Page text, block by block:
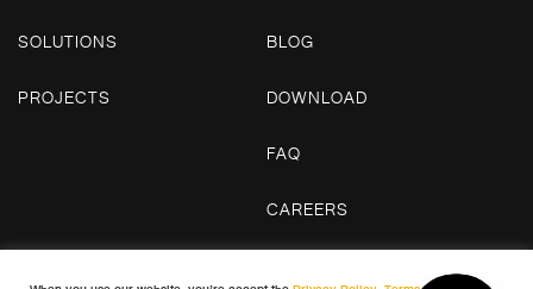
SOLUTIONS
PROJECTS
BLOG
DOWNLOAD
FAQ
CAREERS